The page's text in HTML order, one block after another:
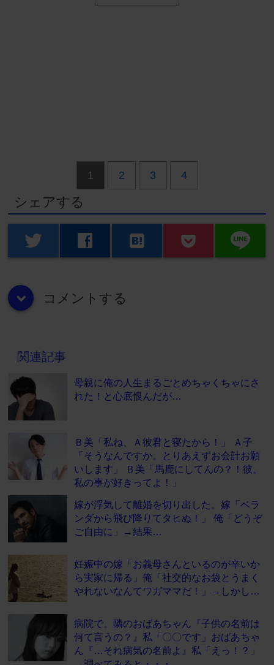
1 2 3 4
シェアする
twitter facebook hatenabookmark line
down コメントする
関連記事
母親に俺の人生まるごとめちゃくちゃにさ
れた！と心底恨んだが…
Ｂ美「私ね、Ａ彼君と寝たから！」 Ａ子
「そうなんですか。とりあえずお会計お願
いします」 Ｂ美「馬鹿にしてんの？！彼、
私の事が好きってよ！」
嫁が浮気して離婚を切り出した。嫁「ベラ
ンダから飛び降りてタヒぬ！」 俺「どうぞ
ご自由に」→結果…
妊娠中の嫁「お義母さんといるのが辛いか
ら実家に帰る」俺「社交的なお袋とうまく
やれないなんてワガママだ！」→しかし…
病院で。隣のおばあちゃん『子供の名前は
何て言うの？』私「〇〇です」おばあちゃ
ん『…それ病気の名前よ』私「えっ！？」